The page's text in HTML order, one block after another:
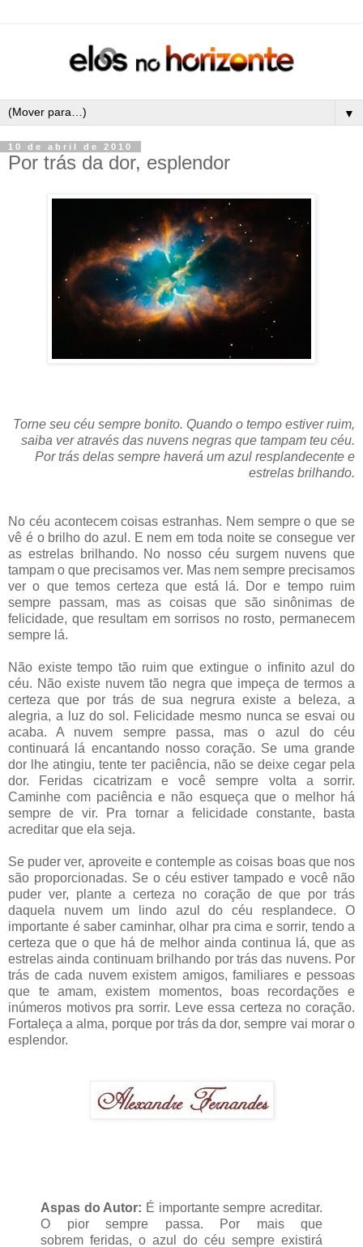
▼
10 de abril de 2010
Por trás da dor, esplendor
Torne seu céu sempre bonito. Quando o tempo estiver ruim,
saiba ver através das nuvens negras que tampam teu céu.
Por trás delas sempre haverá um azul resplandecente e
estrelas brilhando.
No céu acontecem coisas estranhas. Nem sempre o que se
vê é o brilho do azul. E nem em toda noite se consegue ver
as estrelas brilhando. No nosso céu surgem nuvens que
tampam o que precisamos ver. Mas nem sempre precisamos
ver o que temos certeza que está lá. Dor e tempo ruim
sempre passam, mas as coisas que são sinônimas de
felicidade, que resultam em sorrisos no rosto, permanecem
sempre lá.
Não existe tempo tão ruim que extingue o infinito azul do
céu. Não existe nuvem tão negra que impeça de termos a
certeza que por trás de sua negrura existe a beleza, a
alegria, a luz do sol. Felicidade mesmo nunca se esvai ou
acaba. A nuvem sempre passa, mas o azul do céu
continuará lá encantando nosso coração. Se uma grande
dor lhe atingiu, tente ter paciência, não se deixe cegar pela
dor. Feridas cicatrizam e você sempre volta a sorrir.
Caminhe com paciência e não esqueça que o melhor há
sempre de vir. Pra tornar a felicidade constante, basta
acreditar que ela seja.
Se puder ver, aproveite e contemple as coisas boas que nos
são proporcionadas. Se o céu estiver tampado e você não
puder ver, plante a certeza no coração de que por trás
daquela nuvem um lindo azul do céu resplandece. O
importante é saber caminhar, olhar pra cima e sorrir, tendo a
certeza que o que há de melhor ainda continua lá, que as
estrelas ainda continuam brilhando por trás das nuvens. Por
trás de cada nuvem existem amigos, familiares e pessoas
que te amam, existem momentos, boas recordações e
inúmeros motivos pra sorrir. Leve essa certeza no coração.
Fortaleça a alma, porque por trás da dor, sempre vai morar o
esplendor.
Aspas do Autor: É importante sempre acreditar.
O pior sempre passa. Por mais que
sobrem feridas, o azul do céu sempre existirá